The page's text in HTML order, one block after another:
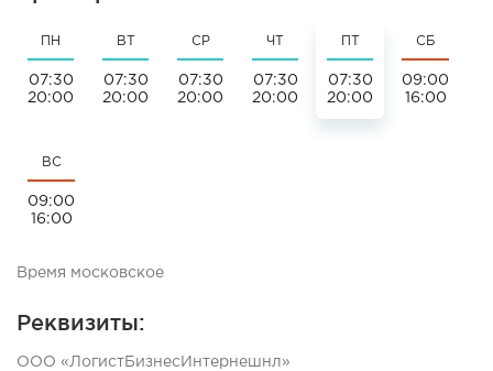
ПН
07:30
20:00
ВТ
07:30
20:00
СР
07:30
20:00
ЧТ
07:30
20:00
07:30
20:00
СБ
09:00
16:00
ВС
09:00
16:00
Время московское
Реквизиты:
ООО «ЛогистБизнесИнтернешнл»